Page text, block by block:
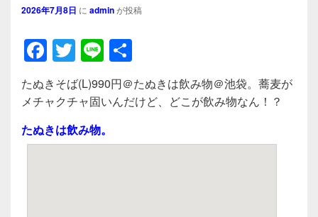
2026年7月8日 に adminが投稿
F
a
c
e
b
T
wi
tt
er
Li
n
e
有
たぬきそば(L)990円＠たぬきは飲み物＠池袋。蕎麦が
メチャクチャ固いんだけど、どこが飲み物なん！？
たぬきは飲み物。